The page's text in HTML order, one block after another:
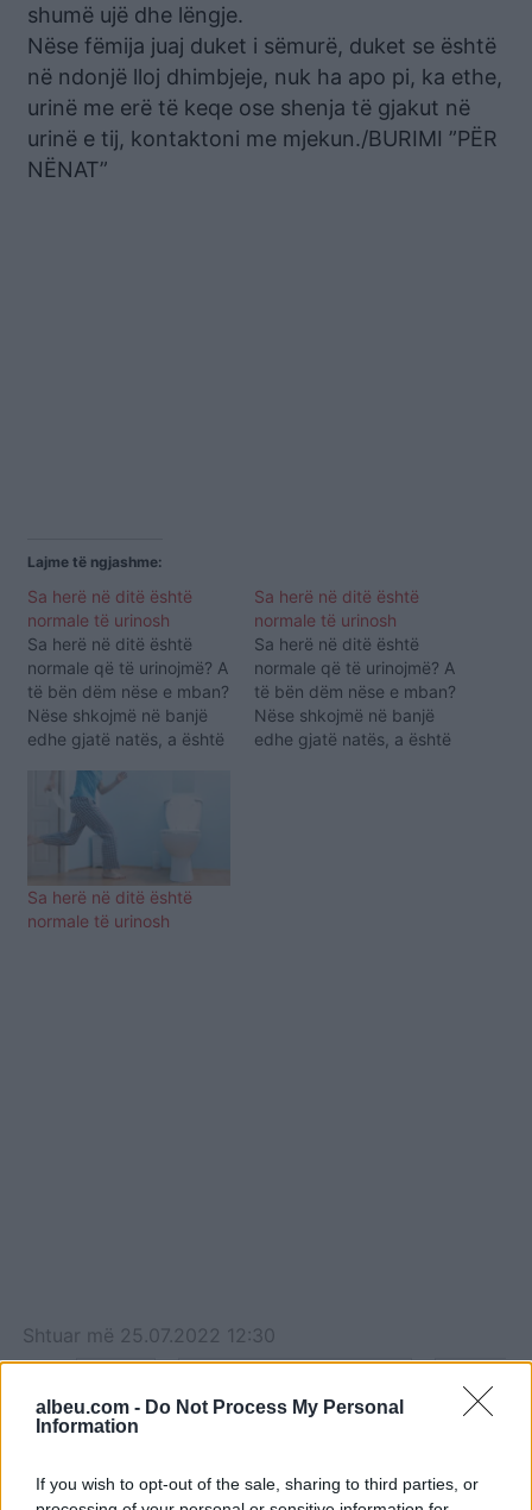
albeu.com - Do Not Process My Personal
Information
If you wish to opt-out of the sale, sharing to third parties, or
shumë ujë dhe lëngje.
Nëse fëmija juaj duket i sëmurë, duket se është
në ndonjë lloj dhimbjeje, nuk ha apo pi, ka ethe,
urinë me erë të keqe ose shenja të gjakut në
urinë e tij, kontaktoni me mjekun./BURIMI ”PËR
NËNAT”
Lajme të ngjashme:
Sa herë në ditë është
normale të urinosh
Sa herë në ditë është
normale që të urinojmë? A
të bën dëm nëse e mban?
Nëse shkojmë në banjë
edhe gjatë natës, a është
na shqetësojë? Përgjigjen
e gjeni duke lexuar
artikullin e mëposhtëm.
normalisht një i rritur
urinon tre deri…
Sa herë në ditë është
normale të urinosh
Sa herë në ditë është
normale që të urinojmë? A
të bën dëm nëse e mban?
Nëse shkojmë në banjë
edhe gjatë natës, a është
Sa herë në ditë është
normale të urinosh
Shtuar më 25.07.2022 12:30
te femijet